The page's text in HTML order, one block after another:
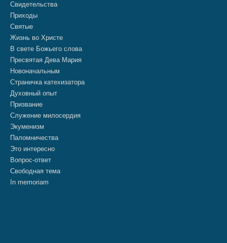
Свидетельства
Приходы
Святые
Жизнь во Христе
В свете Божьего слова
Пресвятая Дева Мария
Новоначальным
Страничка катехизатора
Духовный опыт
Призвание
Служение милосердия
Экуменизм
Паломничества
Это интересно
Вопрос-ответ
Свободная тема
In memoriam